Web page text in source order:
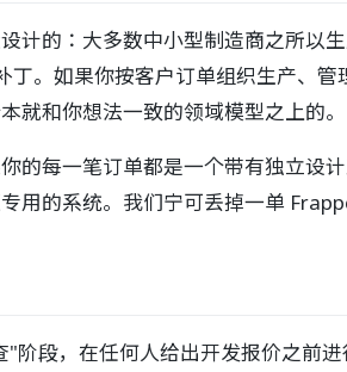
计的：大多数中小型制造商之所
。如果你按客户订单组织生产、
就和你想法一致的领域模型之上的。
的每一笔订单都是一个带有独立设
的系统。我们宁可丢掉一单
阶段，在任何人给出开发报价之前